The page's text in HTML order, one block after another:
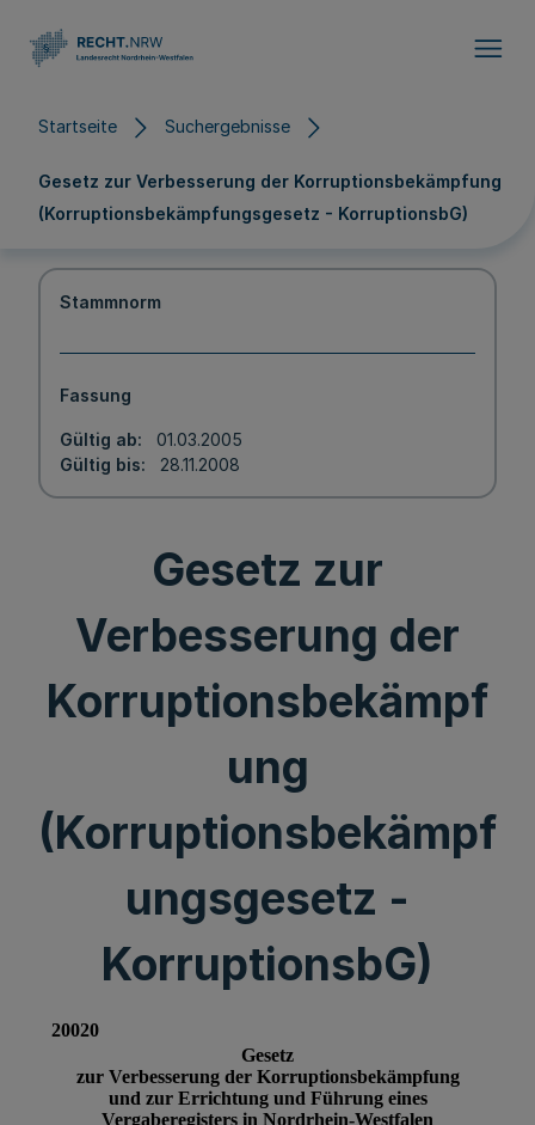
Startseite Suchergebnisse
Gesetz zur Verbesserung der Korruptionsbekämpfung
(Korruptionsbekämpfungsgesetz - KorruptionsbG)
Stammnorm
Fassung
Gültig ab
01.03.2005
Gültig bis
28.11.2008
Gesetz zur
Verbesserung der
Korruptionsbekämpf
ung
(Korruptionsbekämpf
ungsgesetz -
KorruptionsbG)